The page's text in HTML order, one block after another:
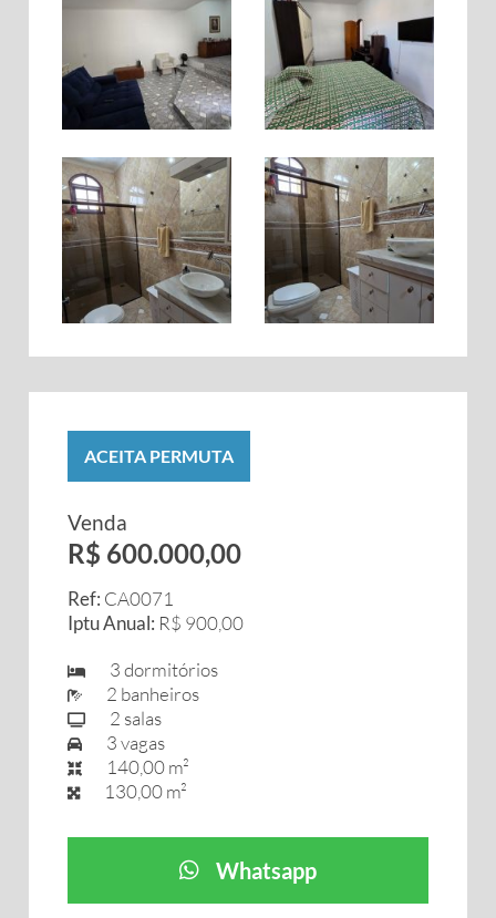
ACEITA PERMUTA
Venda
R$ 600.000,00
Ref: CA0071
Iptu Anual: R$ 900,00
3 dormitórios
2 banheiros
2 salas
3 vagas
140,00 m²
130,00 m²
Whatsapp